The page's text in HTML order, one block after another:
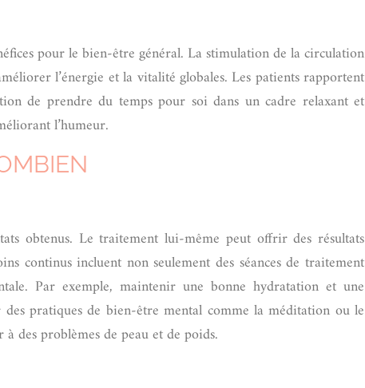
pour le bien-être général. La stimulation de la circulation
l’énergie et la vitalité globales. Les patients rapportent
de prendre du temps pour soi dans un cadre relaxant et
l’humeur.
obtenus. Le traitement lui-même peut offrir des résultats
continus incluent non seulement des séances de traitement
Par exemple, maintenir une bonne hydratation et une
pratiques de bien-être mental comme la méditation ou le
des problèmes de peau et de poids.